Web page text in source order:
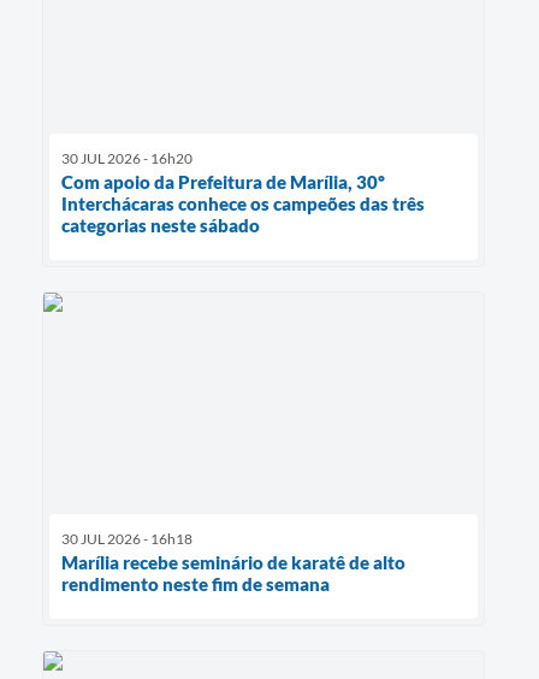
30 JUL 2026 - 16h20
Com apoio da Prefeitura de Marília, 30º
Interchácaras conhece os campeões das três
categorias neste sábado
30 JUL 2026 - 16h18
Marília recebe seminário de karatê de alto
rendimento neste fim de semana